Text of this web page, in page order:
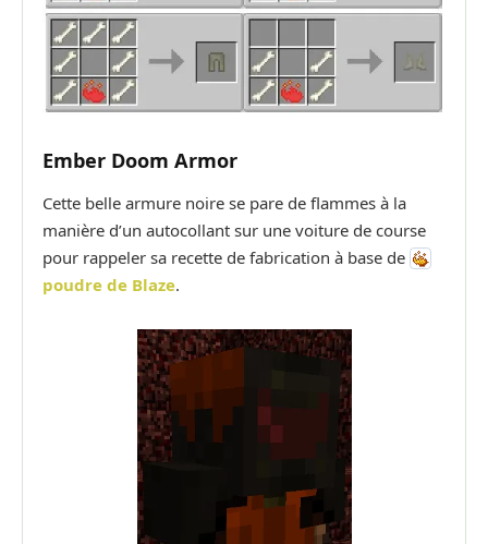
Ember Doom Armor
Cette belle armure noire se pare de flammes à la
manière d’un autocollant sur une voiture de course
pour rappeler sa recette de fabrication à base de
poudre de Blaze.